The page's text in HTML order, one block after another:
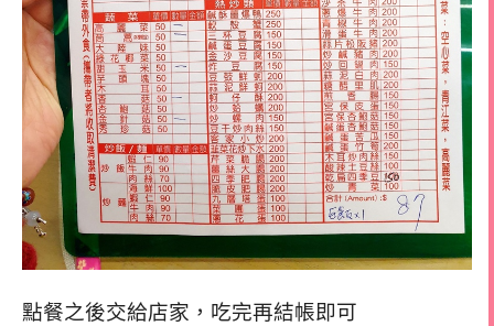
點餐之後交給店家，吃完再結帳即可